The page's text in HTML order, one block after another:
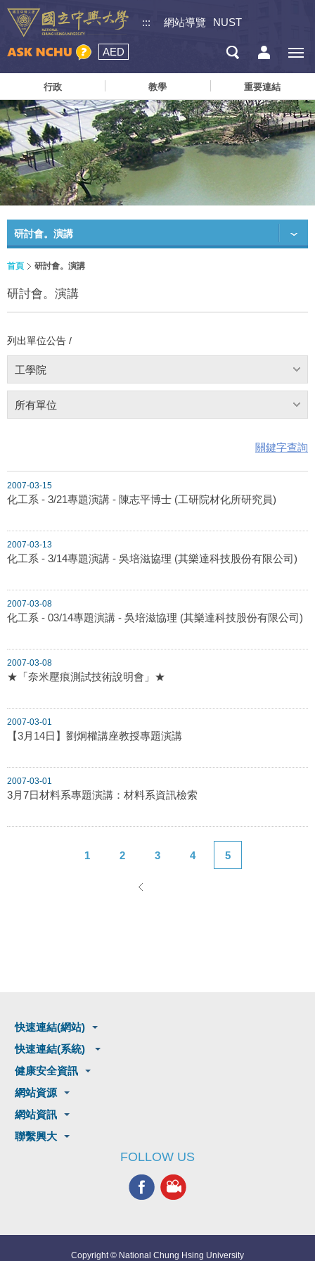
::: 網站導覽 NUST
AED
行政 教學 重要連結
研討會。演講
首頁 研討會。演講
研討會。演講
列出單位公告 /
工學院
所有單位
關鍵字查詢
2007-03-15
化工系 - 3/21專題演講 - 陳志平博士 (工研院材化所研究員)
2007-03-13
化工系 - 3/14專題演講 - 吳培滋協理 (其樂達科技股份有限公司)
2007-03-08
化工系 - 03/14專題演講 - 吳培滋協理 (其樂達科技股份有限公司)
2007-03-08
★「奈米壓痕測試技術說明會」★
2007-03-01
【3月14日】劉炯權講座教授專題演講
2007-03-01
3月7日材料系專題演講：材料系資訊檢索
1 2 3 4 5
快速連結(網站)
快速連結(系統)
健康安全資訊
網站資源
網站資訊
聯繫興大
FOLLOW US
Copyright © National Chung Hsing University